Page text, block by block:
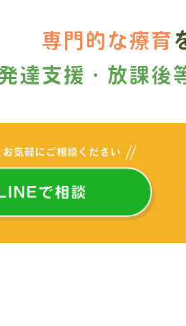
専門的な療育
達支援・ 放課後